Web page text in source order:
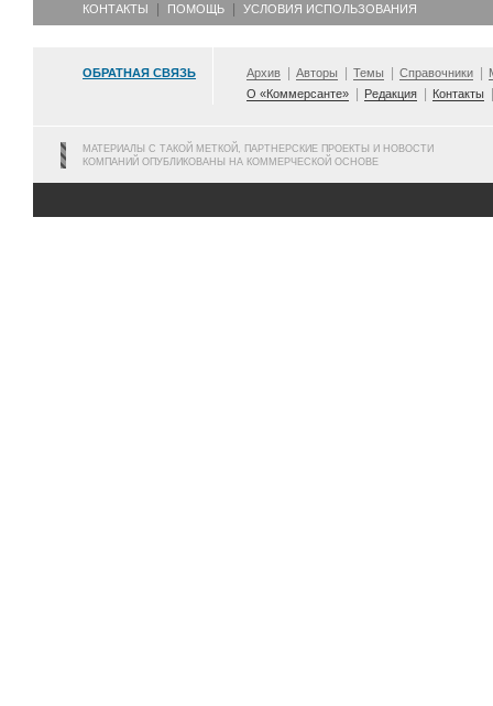
КОНТАКТЫ ПОМОЩЬ УСЛОВИЯ ИСПОЛЬЗОВАНИЯ
ОБРАТНАЯ СВЯЗЬ Архив Авторы Темы Справочники
О «Коммерсанте»
Редакция Контакты
МАТЕРИАЛЫ С ТАКОЙ МЕТКОЙ, ПАРТНЕРСКИЕ ПРОЕКТЫ И НОВОСТИ
КОМПАНИЙ ОПУБЛИКОВАНЫ НА КОММЕРЧЕСКОЙ ОСНОВЕ